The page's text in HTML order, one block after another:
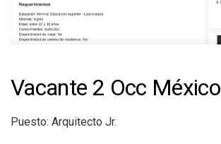
Vacante 2 Occ México
Puesto: Arquitecto Jr.